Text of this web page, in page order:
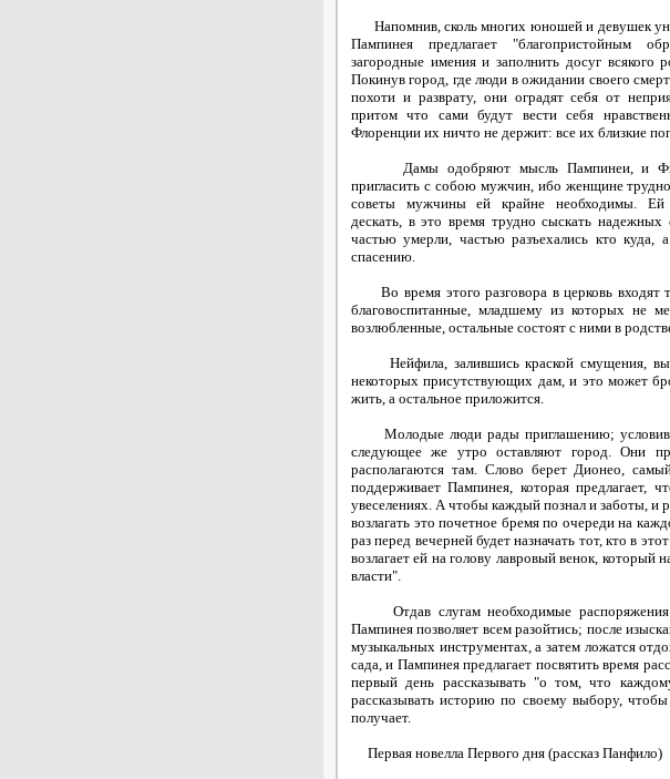
Напомнив, сколь многих юношей и девушек
Пампинея предлагает "благопристойным
загородные имения и заполнить досуг всякого
Покинув город, где люди в ожидании своего
похоти и разврату, они оградят себя от
притом что сами будут вести себя
Флоренции их ничто не держит: все их близкие
Дамы одобряют мысль Пампинеи, и
пригласить с собою мужчин, ибо женщине
советы мужчины ей крайне необходимы. Ей
дескать, в это время трудно сыскать надежных
частью умерли, частью разъехались кто
спасению.
Во время этого разговора в церковь входят
благовоспитанные, младшему из которых не
возлюбленные, остальные состоят с ними в
Нейфила, залившись краской смущения,
некоторых присутствующих дам, и это может
жить, а остальное приложится.
Молодые люди рады приглашению;
следующее же утро оставляют город. Они
располагаются там. Слово берет Дионео,
поддерживает Пампинея, которая
увеселениях. А чтобы каждый познал и заботы, и
возлагать это почетное бремя по очереди на
раз перед вечерней будет назначать тот, кто в
возлагает ей на голову лавровый венок,
власти".
Отдав слугам необходимые распоряжения
Пампинея позволяет всем разойтись; после
музыкальных инструментах, а затем ложатся
сада, и Пампинея предлагает посвятить время
первый день рассказывать "о том, что
рассказывать историю по своему выбору,
получает.
Первая новелла Первого дня (рассказ Панфило)